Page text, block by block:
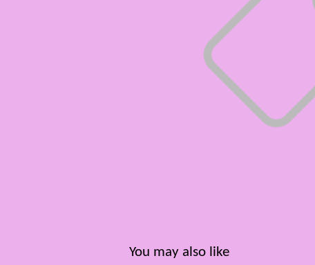
You may also like